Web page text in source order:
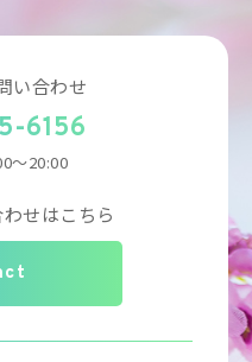
い合わせ
6156
～20:00
せはこちら